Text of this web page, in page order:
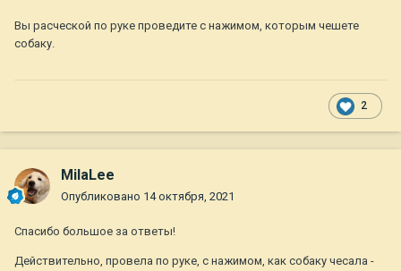
Вы расческой по руке проведите с нажимом, которым чешете
собаку.
2
MilaLee
Опубликовано 14 октября, 2021
Спасибо большое за ответы!
Действительно, провела по руке, с нажимом, как собаку чесала -